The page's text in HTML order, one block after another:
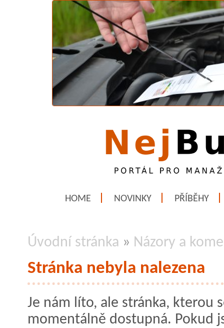
HOME NOVINKY PŘÍBĚHY
Úvodní stránka » Názory a
Stránka nebyla nalezena
Je nám líto, ale stránka, kterou
momentálně dostupná. Pokud